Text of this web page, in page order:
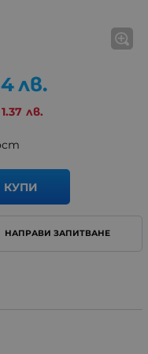
лв.
1.37 лв.
КУПИ
НАПРАВИ ЗАПИТВАНЕ